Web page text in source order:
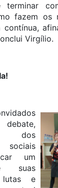
terminar
fazem os
contínua,
Virgílio.
dos
um
suas
lutas e